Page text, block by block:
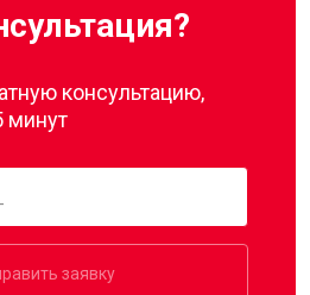
консультацию,
минут
заявку